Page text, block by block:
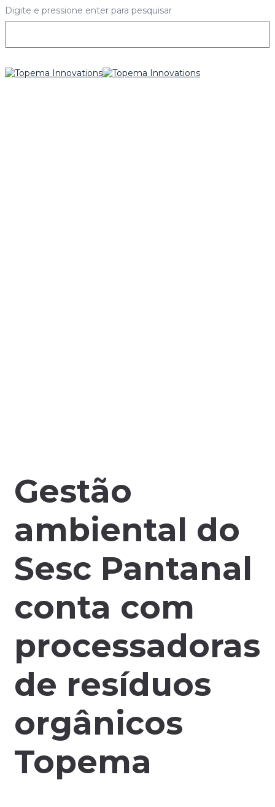
Digite e pressione enter para pesquisar
Gestão
ambiental do
Sesc Pantanal
conta com
processadoras
de resíduos
orgânicos
Topema